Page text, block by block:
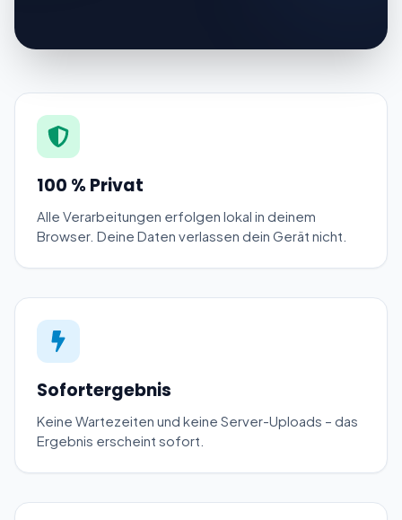
100 % Privat
Alle Verarbeitungen erfolgen lokal in deinem
Browser. Deine Daten verlassen dein Gerät nicht.
Sofortergebnis
Keine Wartezeiten und keine Server-Uploads – das
Ergebnis erscheint sofort.